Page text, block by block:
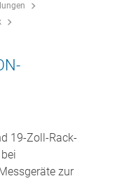
19-Zoll-Rack-
zur